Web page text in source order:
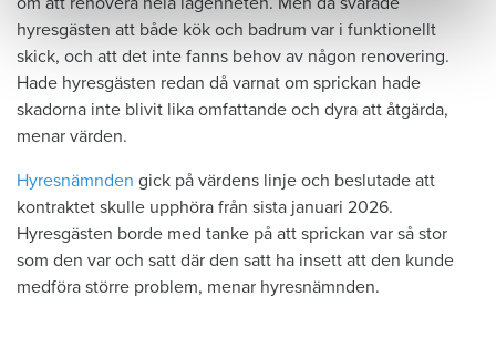
hyresgästen att både kök och badrum var i funktionellt
skick, och att det inte fanns behov av någon renovering.
Hade hyresgästen redan då varnat om sprickan hade
skadorna inte blivit lika omfattande och dyra att åtgärda,
menar värden.
Hyresnämnden gick på värdens linje och beslutade att
kontraktet skulle upphöra från sista januari 2026.
Hyresgästen borde med tanke på att sprickan var så stor
som den var och satt där den satt ha insett att den kunde
medföra större problem, menar hyresnämnden.